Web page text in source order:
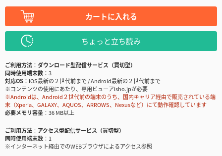
カートに入れる
ちょっと立ち読み
ご利用方法
ダウンロード型配信サービス（買切型）
同時使用端末数
3
対応OS
iOS最新の２世代前まで / Android最新の２世代前まで
※コンテンツの使用にあたり、専用ビューアisho.jpが必要
※Androidは、Android２世代前の端末のうち、国内キャリア経由で販売されている端
末（Xperia、GALAXY、AQUOS、ARROWS、Nexusなど）にて動作確認しています
必要メモリ容量
36 MB以上
ご利用方法
アクセス型配信サービス（買切型）
同時使用端末数
1
※インターネット経由でのWEBブラウザによるアクセス参照